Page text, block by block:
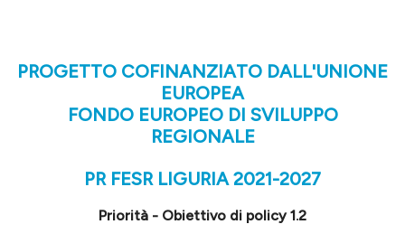
PROGETTO COFINANZIATO DALL'UNIONE
EUROPEA
FONDO EUROPEO DI SVILUPPO
REGIONALE
PR FESR LIGURIA 2021-2027
Priorità - Obiettivo di policy 1.2